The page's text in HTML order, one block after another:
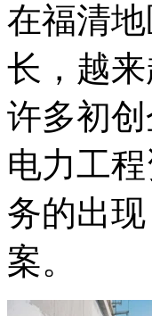
在福清
长，越
许多初
电力工
务的出
案。